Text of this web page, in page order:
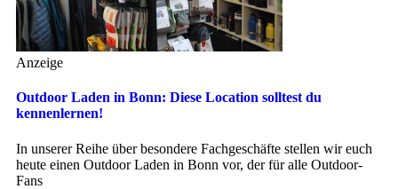
Anzeige
Outdoor Laden in Bonn: Diese Location solltest du
kennenlernen!
In unserer Reihe über besondere Fachgeschäfte stellen wir euch
heute einen Outdoor Laden in Bonn vor, der für alle Outdoor-
Fans